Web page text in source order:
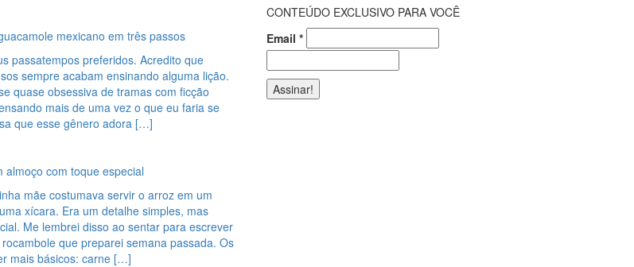
mexicano em três passos
passatempos preferidos. Acredito que
sempre acabam ensinando alguma lição.
quase obsessiva de tramas com ficção
mais de uma vez o que eu faria se
que esse gênero adora […]
almoço com toque especial
mãe costumava servir o arroz em um
xícara. Era um detalhe simples, mas
Me lembrei disso ao sentar para escrever
que preparei semana passada. Os
mais básicos: carne […]
CONTEÚDO EXCLUSIVO PARA VOCÊ
Email *